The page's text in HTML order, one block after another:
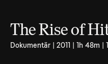
The Rise of
Dokumentär | 2011 | 1h 48m |